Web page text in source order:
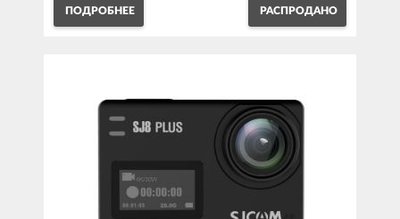
ПОДРОБНЕЕ РАСПРОДАНО